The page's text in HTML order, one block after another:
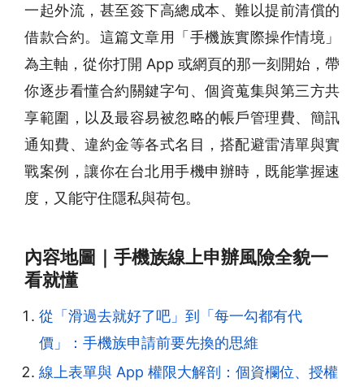
一起外流，甚至簽下高總成本、難以提前清償的
借款合約。這篇文章用「手機族實際操作情境」
為主軸，從你打開 App 或網頁的那一刻開始，帶
你逐步看懂合約關鍵字句、個資蒐集與第三方共
享範圍，以及最容易被忽略的帳戶管理費、簡訊
通知費、違約金等各式名目，搭配避雷清單與實
戰案例，讓你在台北用手機申辦時，既能掌握速
度，又能守住隱私與荷包。
內容地圖｜手機族線上申辦風險全貌一
看就懂
從「滑過去就好了吧」到「每一勾都有代
價」：手機族申請前要先換的思維
線上表單與 App 權限大解剖：個資欄位、授權